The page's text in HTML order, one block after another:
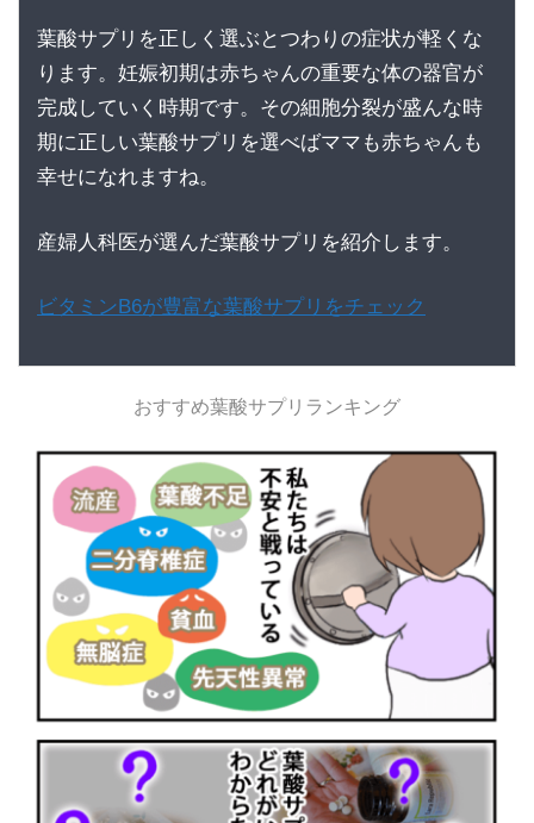
葉酸サプリを正しく選ぶとつわりの症状が軽くな
ります。妊娠初期は赤ちゃんの重要な体の器官が
完成していく時期です。その細胞分裂が盛んな時
期に正しい葉酸サプリを選べばママも赤ちゃんも
幸せになれますね。
産婦人科医が選んだ葉酸サプリを紹介します。
ビタミンB6が豊富な葉酸サプリをチェック
おすすめ葉酸サプリランキング